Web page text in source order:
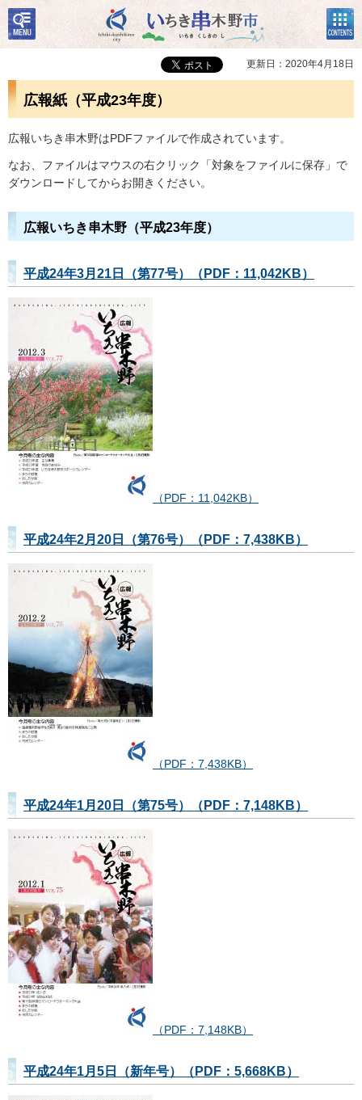
いちき串木野市
検
索・
共通
コン
テン
ツメ
ニュ
更新日：2020年4月18日
広報紙（平成23年度）
広報いちき串木野はPDFファイルで作成されています。
なお、ファイルはマウスの右クリック「対象をファイルに保存」で
ダウンロードしてからお開きください。
広報いちき串木野（平成23年度）
平成24年3月21日（第77号）（PDF：11,042KB）
（PDF：11,042KB）
平成24年2月20日（第76号）（PDF：7,438KB）
（PDF：7,438KB）
平成24年1月20日（第75号）（PDF：7,148KB）
（PDF：7,148KB）
平成24年1月5日（新年号）（PDF：5,668KB）